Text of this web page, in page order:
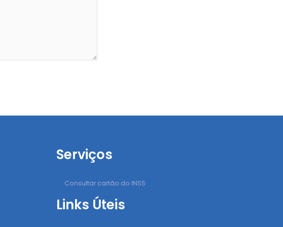
Serviços
Consultar cartão do INSS
Links Úteis